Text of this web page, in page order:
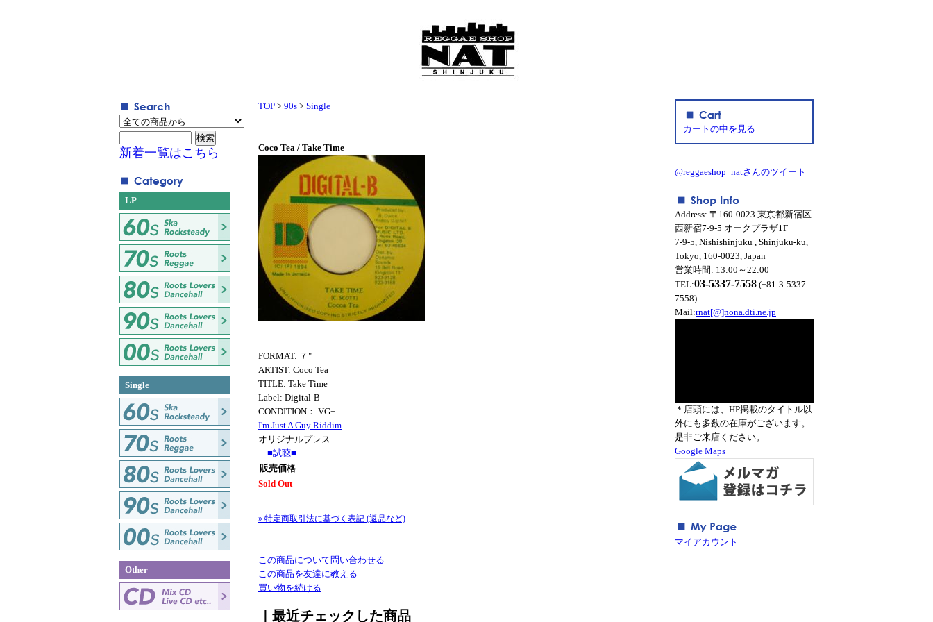
TOP > 90s > Single
Coco Tea / Take Time
FORMAT: ７"
ARTIST: Coco Tea
TITLE: Take Time
Label: Digital-B
CONDITION： VG+
I'm Just A Guy Riddim
オリジナルプレス
■試聴■
販売価格
Sold Out
» 特定商取引法に基づく表記 (返品など)
この商品について問い合わせる
この商品を友達に教える
買い物を続ける
｜最近チェックした商品
新着一覧はこちら
LP
Single
Other
カートの中を見る
@reggaeshop_natさんのツイート
Address: 〒160-0023 東京都新宿区
西新宿7-9-5 オークプラザ1F
7-9-5, Nishishinjuku , Shinjuku-ku,
Tokyo, 160-0023, Japan
営業時間: 13:00～22:00
TEL:03-5337-7558 (+81-3-5337-
7558)
Mail:rnat[@]nona.dti.ne.jp
＊店頭には、HP掲載のタイトル以
外にも多数の在庫がございます。
是非ご来店ください。
Google Maps
マイアカウント